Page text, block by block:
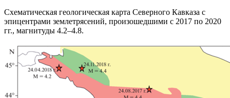
Схематическая геологическая карта Северного Кавказа с
эпицентрами землетрясений, произошедшими с 2017 по 2020
гг., магнитуды 4.2–4.8.